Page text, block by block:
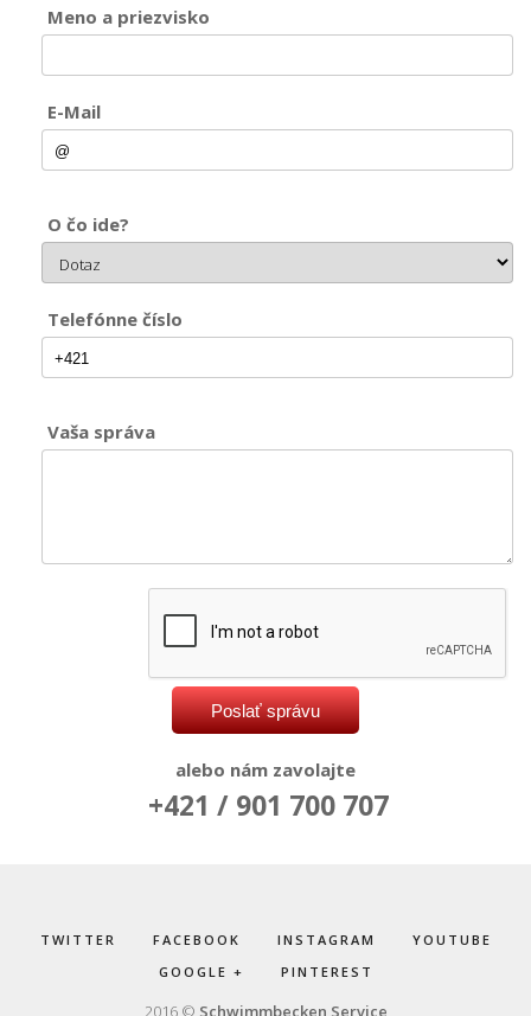
Meno a priezvisko
E-Mail
O čo ide?
Telefónne číslo
Vaša správa
alebo nám zavolajte
+421 / 901 700 707
TWITTER FACEBOOK INSTAGRAM
YOUTUBE
GOOGLE +
PINTEREST
2016 © Schwimmbecken Service